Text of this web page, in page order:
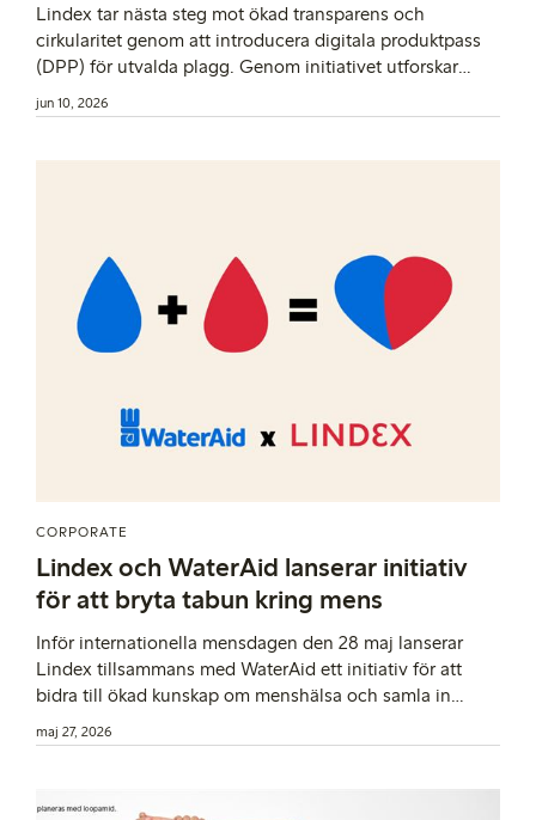
Lindex tar nästa steg mot ökad transparens och
cirkularitet genom att introducera digitala produktpass
(DPP) för utvalda plagg. Genom initiativet utforskar
och framtida cirkulära lösningar, som en del av ett
jun 10, 2026
CORPORATE
Lindex och WaterAid lanserar initiativ
för att bryta tabun kring mens
Inför internationella mensdagen den 28 maj lanserar
Lindex tillsammans med WaterAid ett initiativ för att
bidra till ökad kunskap om menshälsa och samla in
medel till utbildningsinsatser. Varje donation på 14
kronor kan exempelvis räcka till en lektion i menshälsa,
maj 27, 2026